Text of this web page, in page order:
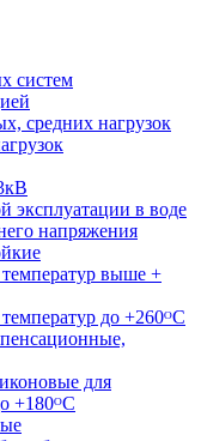
систем
средних нагрузок
эксплуатации в воде
напряжения
выше +
до +260ᴼС
для
+180ᴼС